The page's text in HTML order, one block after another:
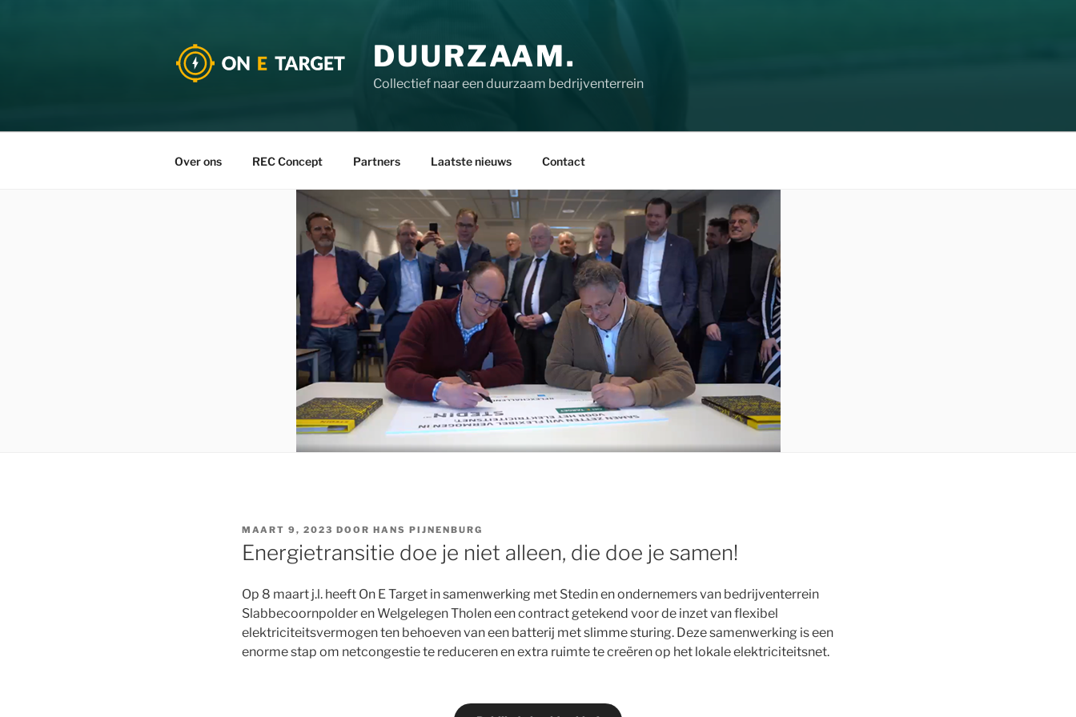
DUURZAAM.
Collectief naar een duurzaam bedrijventerrein
Over ons REC Concept Partners Laatste nieuws Contact
MAART 9, 2023 DOOR HANS PIJNENBURG
Energietransitie doe je niet alleen, die doe je samen!
Op 8 maart j.l. heeft On E Target in samenwerking met Stedin en ondernemers van bedrijventerrein
Slabbecoornpolder en Welgelegen Tholen een contract getekend voor de inzet van flexibel
elektriciteitsvermogen ten behoeven van een batterij met slimme sturing. Deze samenwerking is een
enorme stap om netcongestie te reduceren en extra ruimte te creëren op het lokale elektriciteitsnet.